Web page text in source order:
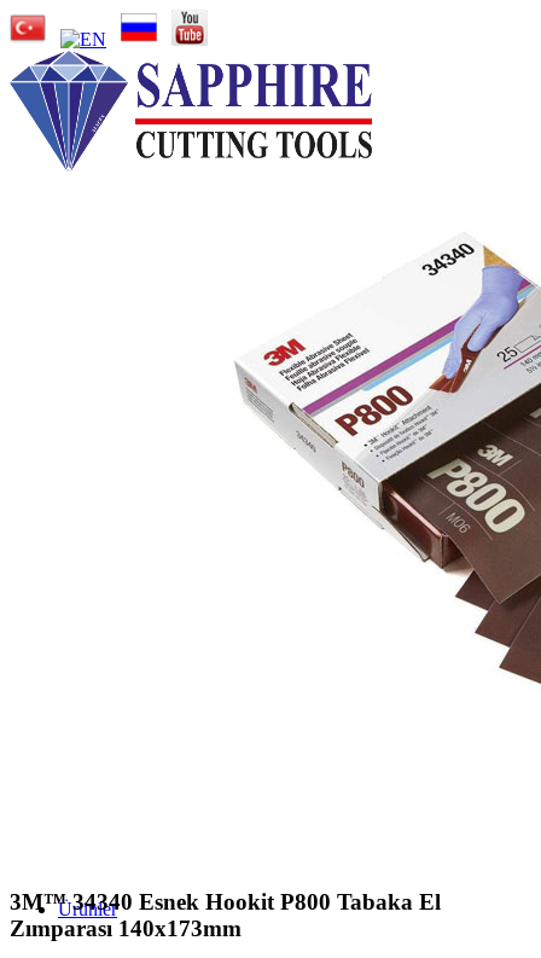
Sapphire Cutting Tools
Ürünler
3M™ 34340 Esnek Hookit P800 Tabaka El
Zımparası 140x173mm